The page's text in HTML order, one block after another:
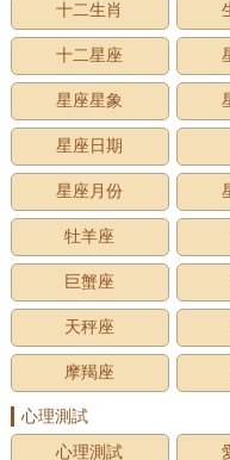
十二生肖
十二星座
星座星象
星座日期
星座月份
牡羊座
巨蟹座
天秤座
摩羯座
心理測試
心理測試